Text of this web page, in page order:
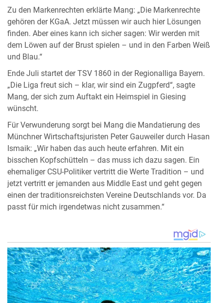
Zu den Markenrechten erklärte Mang: „Die Markenrechte
gehören der KGaA. Jetzt müssen wir auch hier Lösungen
finden. Aber eines kann ich sicher sagen: Wir werden mit
dem Löwen auf der Brust spielen – und in den Farben Weiß
und Blau.“
Ende Juli startet der TSV 1860 in der Regionalliga Bayern.
„Die Liga freut sich – klar, wir sind ein Zugpferd“, sagte
Mang, der sich zum Auftakt ein Heimspiel in Giesing
wünscht.
Für Verwunderung sorgt bei Mang die Mandatierung des
Münchner Wirtschaftsjuristen Peter Gauweiler durch Hasan
Ismaik: „Wir haben das auch heute erfahren. Mit ein
bisschen Kopfschütteln – das muss ich dazu sagen. Ein
ehemaliger CSU-Politiker vertritt die Werte Tradition – und
jetzt vertritt er jemanden aus Middle East und geht gegen
einen der traditionsreichsten Vereine Deutschlands vor. Da
passt für mich irgendetwas nicht zusammen.“